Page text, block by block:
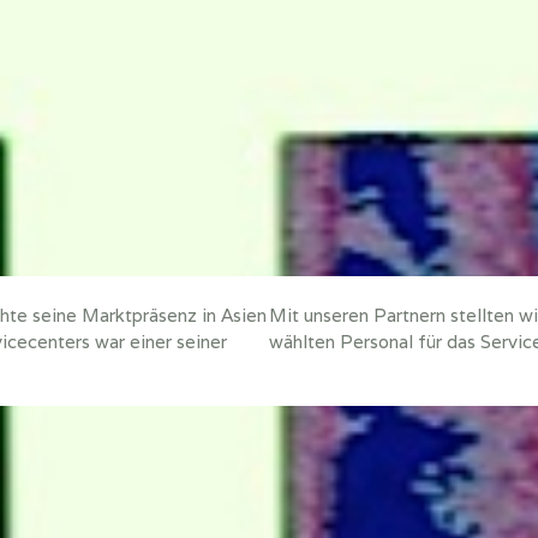
seine Marktpräsenz in Asien
war einer seiner
Mit unseren Partnern stellten
wählten Personal für das